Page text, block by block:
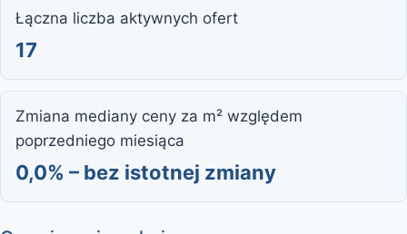
Łączna liczba aktywnych ofert
17
Zmiana mediany ceny za m² względem
poprzedniego miesiąca
0,0% – bez istotnej zmiany